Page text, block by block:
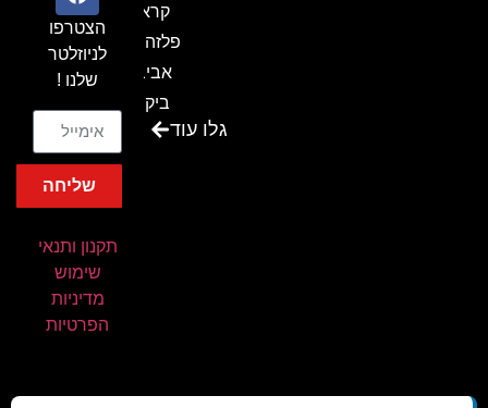
קראון
פלזה תל
אביב-
ביקור
בכנסגלו עוד
הצטרפו
לניוזלטר
שלנו !
שליחה
תקנון ותנאי
שימוש
מדיניות
הפרטיות